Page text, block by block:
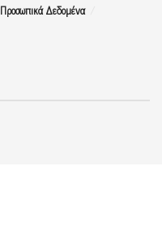
Προσωπικά Δεδομένα